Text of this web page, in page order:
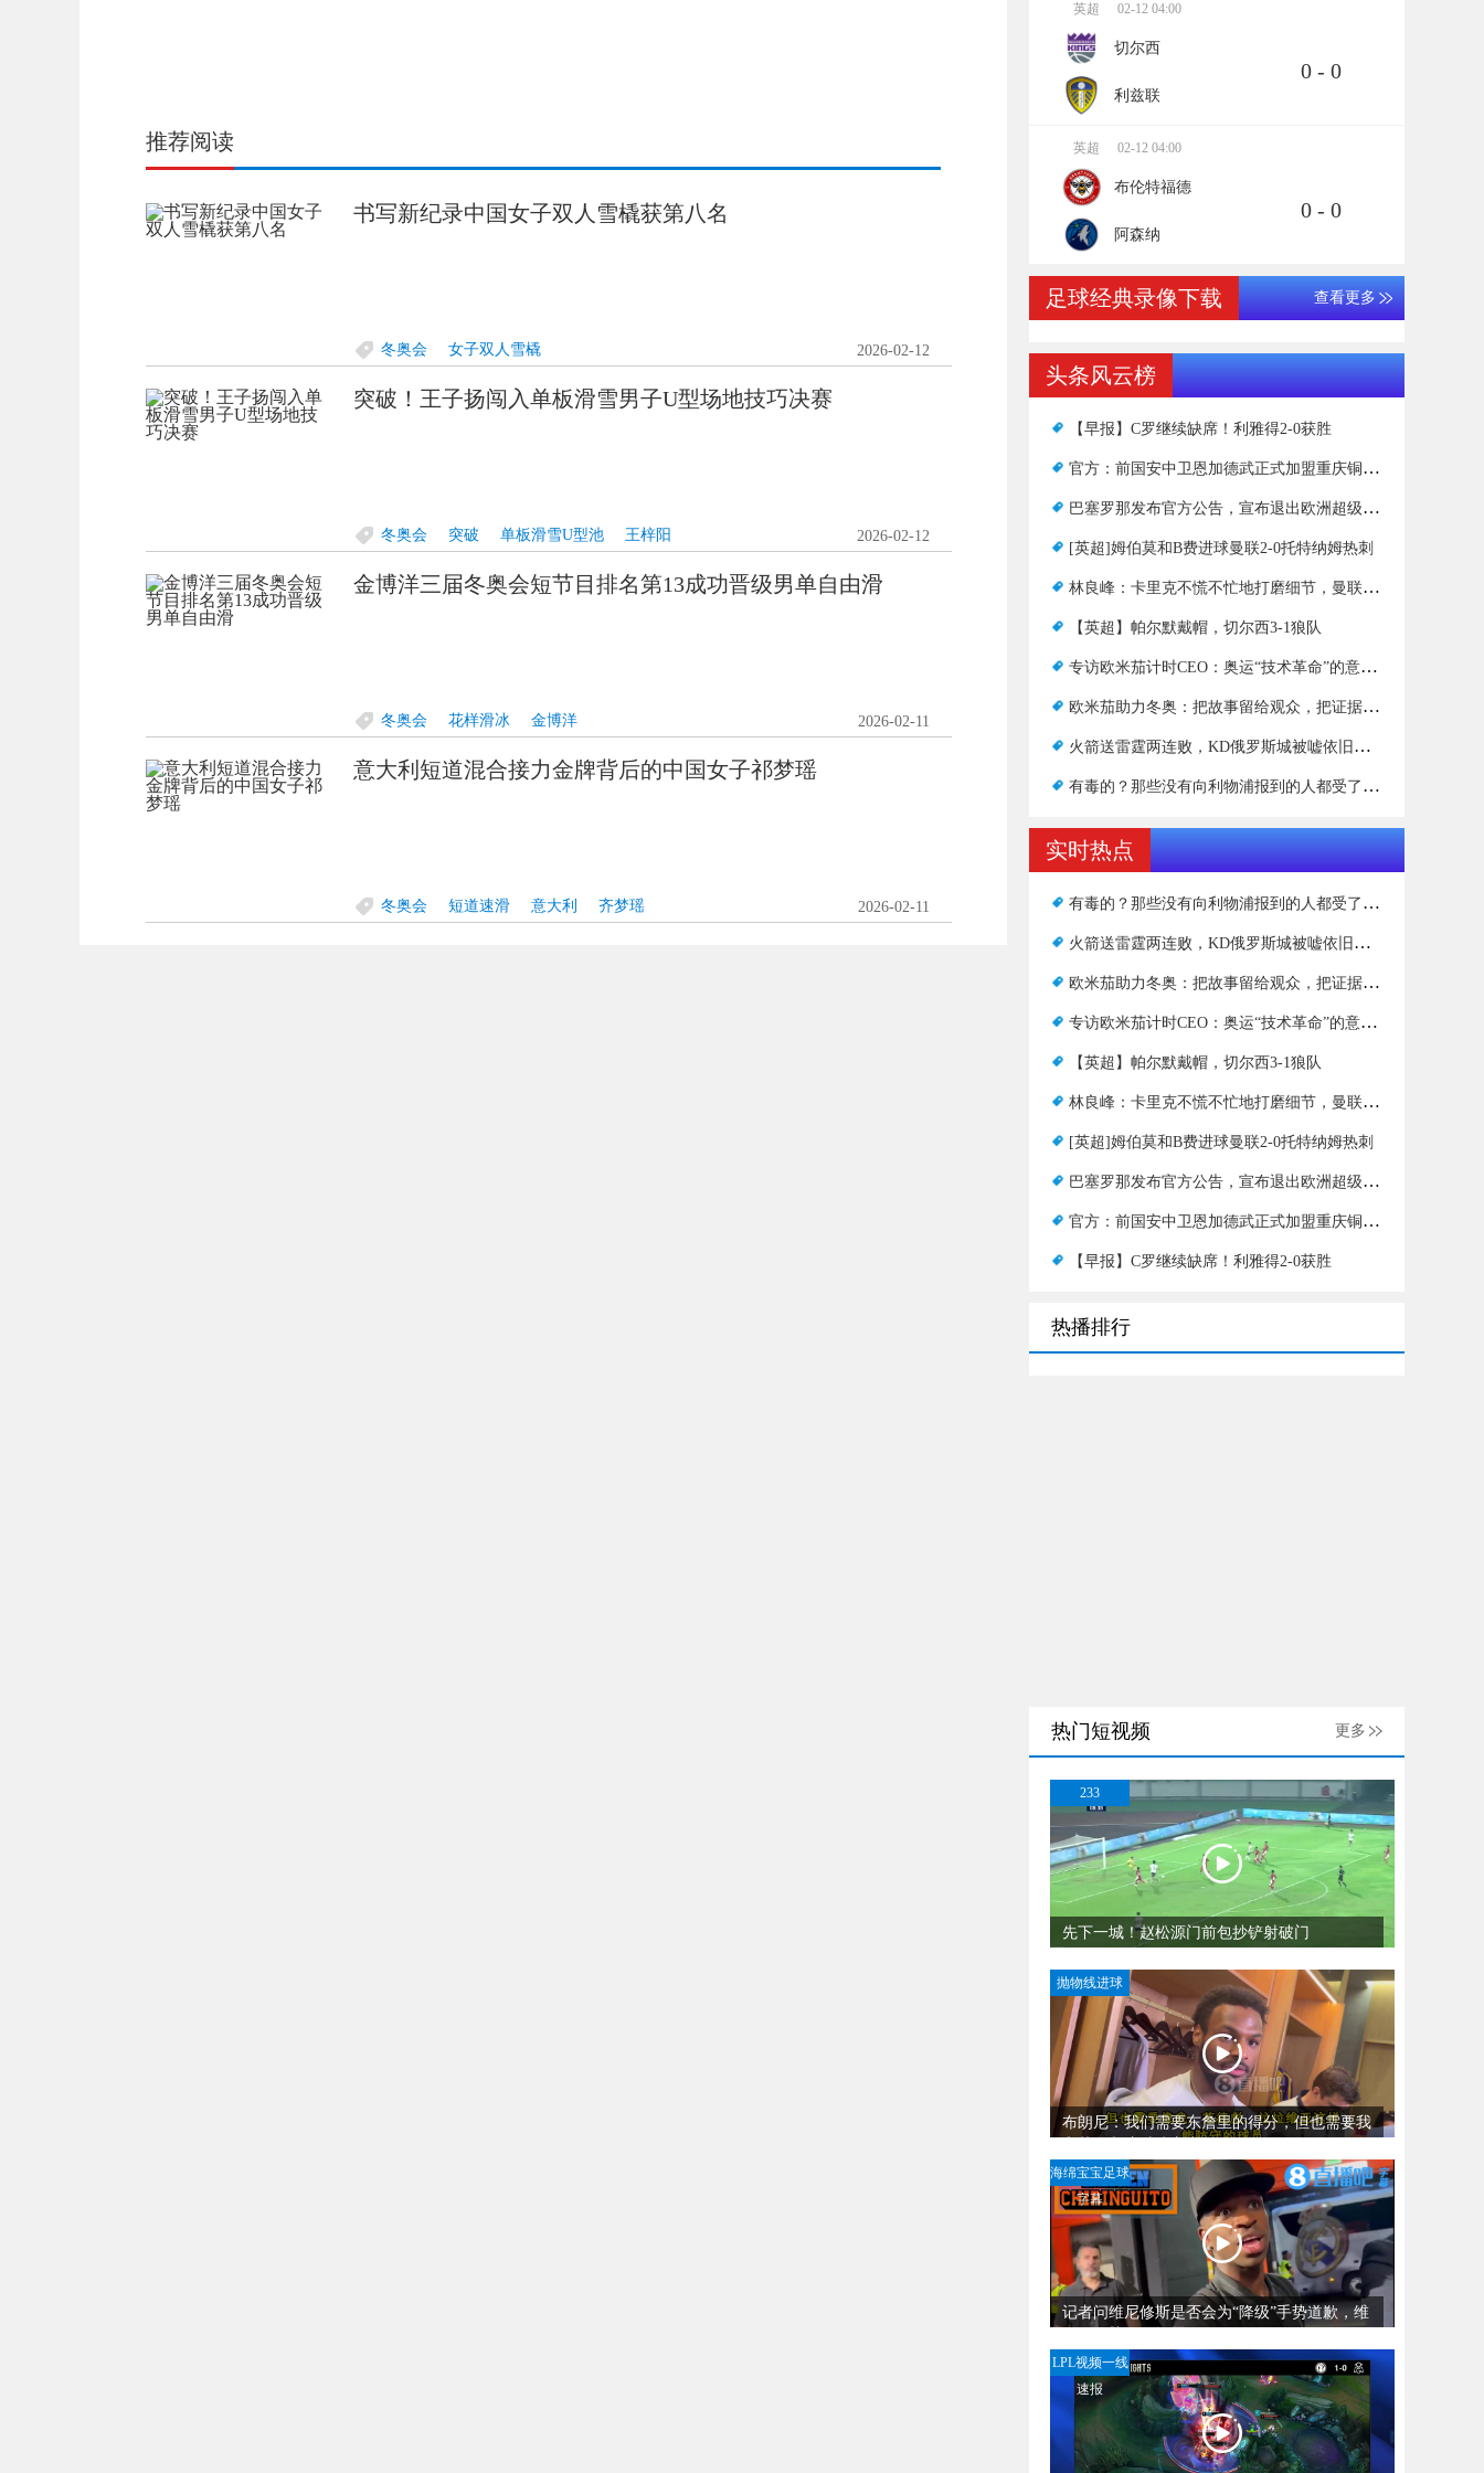
推荐阅读
书写新纪录中国女子双人雪橇获第八名
冬奥会 女子双人雪橇 2026-02-12
突破！王子扬闯入单板滑雪男子U型场地技巧决赛
冬奥会 突破 单板滑雪U型池 王梓阳 2026-02-12
金博洋三届冬奥会短节目排名第13成功晋级男单自由滑
冬奥会 花样滑冰 金博洋 2026-02-11
意大利短道混合接力金牌背后的中国女子祁梦瑶
冬奥会 短道速滑 意大利 齐梦瑶 2026-02-11
英超 02-12 04:00
切尔西
利兹联
0 - 0
英超 02-12 04:00
布伦特福德
阿森纳
0 - 0
足球经典录像下载 查看更多
头条风云榜
【早报】C罗继续缺席！利雅得2-0获胜
官方：前国安中卫恩加德武正式加盟重庆铜梁龙
巴塞罗那发布官方公告，宣布退出欧洲超级联赛
[英超]姆伯莫和B费进球曼联2-0托特纳姆热刺
林良峰：卡里克不慌不忙地打磨细节，曼联以“慢打”取胜
【英超】帕尔默戴帽，切尔西3-1狼队
专访欧米茄计时CEO：奥运“技术革命”的意义与历史
欧米茄助力冬奥：把故事留给观众，把证据留给裁判
火箭送雷霆两连败，KD俄罗斯城被嘘依旧达到职业生涯里程碑！
有毒的？那些没有向利物浦报到的人都受了重伤
实时热点
有毒的？那些没有向利物浦报到的人都受了重伤
火箭送雷霆两连败，KD俄罗斯城被嘘依旧达到职业生涯里程碑！
欧米茄助力冬奥：把故事留给观众，把证据留给裁判
专访欧米茄计时CEO：奥运“技术革命”的意义与历史
【英超】帕尔默戴帽，切尔西3-1狼队
林良峰：卡里克不慌不忙地打磨细节，曼联以“慢打”取胜
[英超]姆伯莫和B费进球曼联2-0托特纳姆热刺
巴塞罗那发布官方公告，宣布退出欧洲超级联赛
官方：前国安中卫恩加德武正式加盟重庆铜梁龙
【早报】C罗继续缺席！利雅得2-0获胜
热播排行
热门短视频 更多
先下一城！赵松源门前包抄铲射破门
233
布朗尼：我们需要东詹里的得分，但也需要我
抛物线进球
记者问维尼修斯是否会为“降级”手势道歉，维
海绵宝宝足球
字幕
LPL视频一线
速报